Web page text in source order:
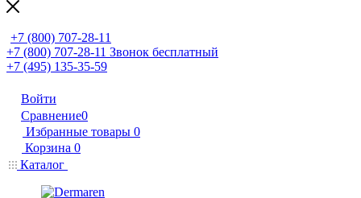
+7 (800) 707-28-11
+7 (800) 707-28-11 Звонок бесплатный
+7 (495) 135-35-59
Войти
Сравнение0
Избранные товары 0
Корзина 0
Каталог